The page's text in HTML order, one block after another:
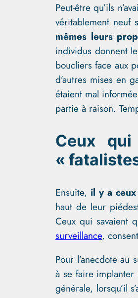
Peut-être qu’ils
véritablement neuf
mêmes leurs
individus donnent
boucliers face aux
d’autres mises en
étaient mal
partie à raison.
Ceux
«
Ensuite, il y a
haut de leur
Ceux qui savaient
surveillance,
Pour l’anecdote
à se faire
générale, lorsqu’il